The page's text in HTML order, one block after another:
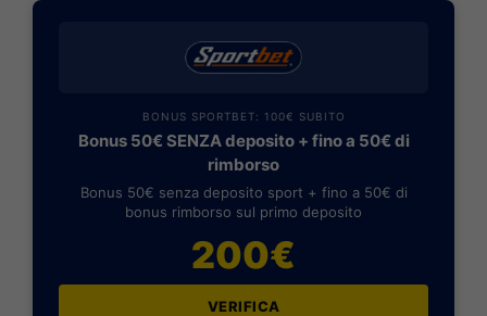
BONUS SPORTBET: 100€ SUBITO
Bonus 50€ SENZA deposito + fino a 50€ di
rimborso
Bonus 50€ senza deposito sport + fino a 50€ di
bonus rimborso sul primo deposito
200€
VERIFICA